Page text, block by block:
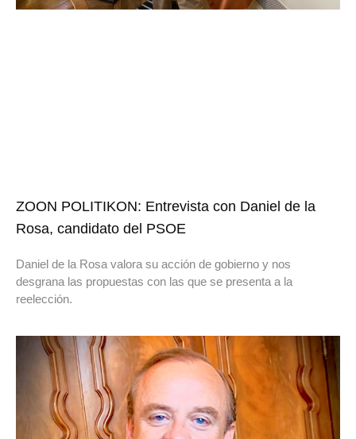
ZOON POLITIKON: Entrevista con Daniel de la
Rosa, candidato del PSOE
Daniel de la Rosa valora su acción de gobierno y nos
desgrana las propuestas con las que se presenta a la
reelección.